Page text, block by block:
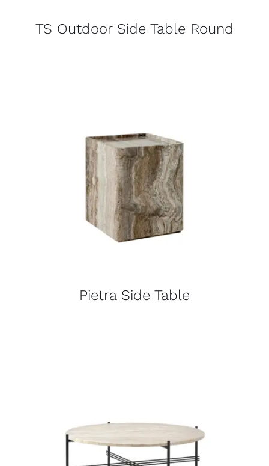
TS Outdoor Side Table Round
Pietra Side Table